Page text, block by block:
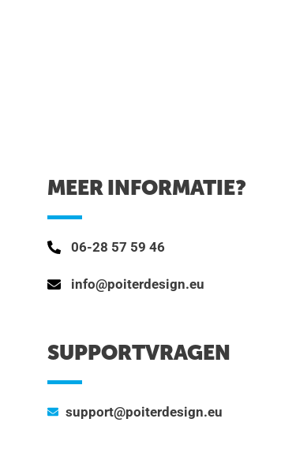
MEER INFORMATIE?
06-28 57 59 46
info@poiterdesign.eu
SUPPORTVRAGEN
support@poiterdesign.eu